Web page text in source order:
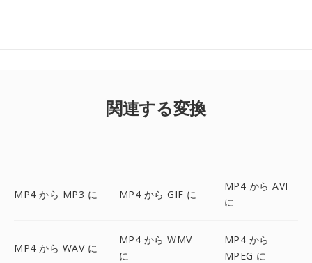
関連する変換
MP4 から MP3 に MP4 から GIF に
MP4 から AVI
に
MP4 から WAV に
MP4 から WMV
に
MP4 から
MPEG に